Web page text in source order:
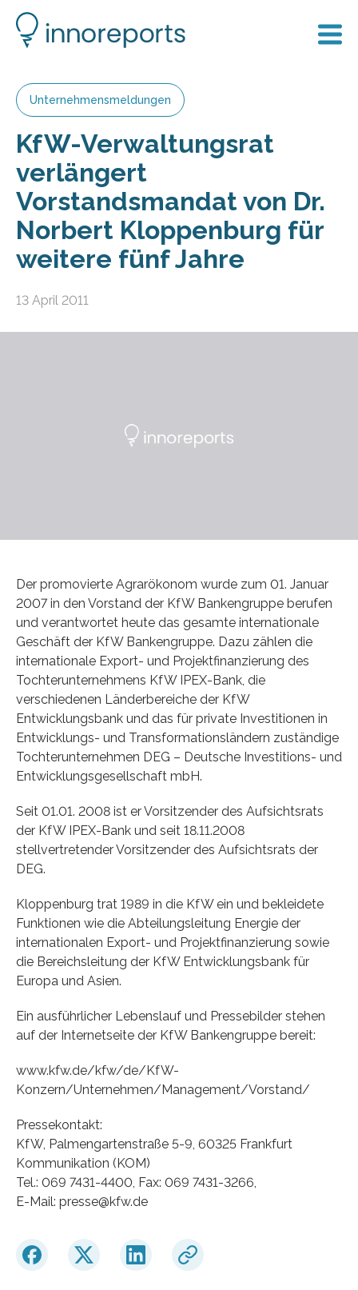
Unternehmensmeldungen
KfW-Verwaltungsrat
verlängert
Vorstandsmandat von Dr.
Norbert Kloppenburg für
weitere fünf Jahre
13 April 2011
Der promovierte Agrarökonom wurde zum 01. Januar
2007 in den Vorstand der KfW Bankengruppe berufen
und verantwortet heute das gesamte internationale
Geschäft der KfW Bankengruppe. Dazu zählen die
internationale Export- und Projektfinanzierung des
Tochterunternehmens KfW IPEX-Bank, die
verschiedenen Länderbereiche der KfW
Entwicklungsbank und das für private Investitionen in
Entwicklungs- und Transformationsländern zuständige
Tochterunternehmen DEG – Deutsche Investitions- und
Entwicklungsgesellschaft mbH.
Seit 01.01. 2008 ist er Vorsitzender des Aufsichtsrats
der KfW IPEX-Bank und seit 18.11.2008
stellvertretender Vorsitzender des Aufsichtsrats der
DEG.
Kloppenburg trat 1989 in die KfW ein und bekleidete
Funktionen wie die Abteilungsleitung Energie der
internationalen Export- und Projektfinanzierung sowie
die Bereichsleitung der KfW Entwicklungsbank für
Europa und Asien.
Ein ausführlicher Lebenslauf und Pressebilder stehen
auf der Internetseite der KfW Bankengruppe bereit:
www.kfw.de/kfw/de/KfW-
Konzern/Unternehmen/Management/Vorstand/
Pressekontakt:
KfW, Palmengartenstraße 5-9, 60325 Frankfurt
Kommunikation (KOM)
Tel.: 069 7431-4400, Fax: 069 7431-3266,
E-Mail: presse@kfw.de